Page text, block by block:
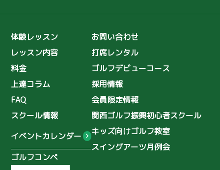
2025年11月
2025年10月
2025年9月
2025年8月
2025年7月
2025年6月
理念
ゴルフ普及
初心者スクール
ゴルフ復興協会
シングルへの道
ゴルフコーチ
関口美月
木ノ本星空
浦上真乙
鈴木海咲
田中 佑季
小井手音葉
体験レッスン
レッスン内容
料金
上達コラム
FAQ
スクール情報
イベントカレンダー
ゴルフコンペ
お問い合わせ
打席レンタル
ゴルフデビューコース
採用情報
会員限定情報
関西ゴルフ振興初心者スクール
キッズ向けゴルフ教室
スイングアーツ月例会